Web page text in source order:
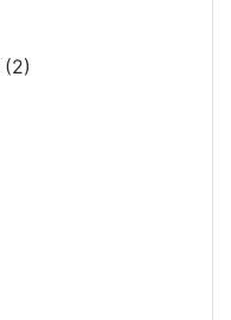
(2)